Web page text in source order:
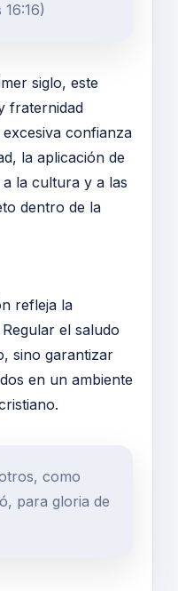
siglo, este
fraternidad
confianza
la aplicación de
la cultura y a las
dentro de la
refleja la
el saludo
sino garantizar
en un ambiente
como
para gloria de